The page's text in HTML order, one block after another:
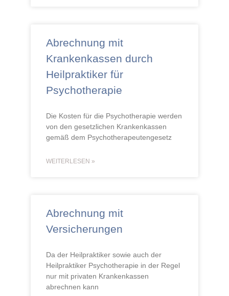
Abrechnung mit
Krankenkassen durch
Heilpraktiker für
Psychotherapie
Die Kosten für die Psychotherapie werden
von den gesetzlichen Krankenkassen
gemäß dem Psychotherapeutengesetz
WEITERLESEN »
Abrechnung mit
Versicherungen
Da der Heilpraktiker sowie auch der
Heilpraktiker Psychotherapie in der Regel
nur mit privaten Krankenkassen
abrechnen kann